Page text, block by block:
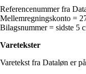
Referencenummer fra
Mellemregningskonto =
Bilagsnummer = sidste 5
Varetekster
Varetekst fra Dataløn er